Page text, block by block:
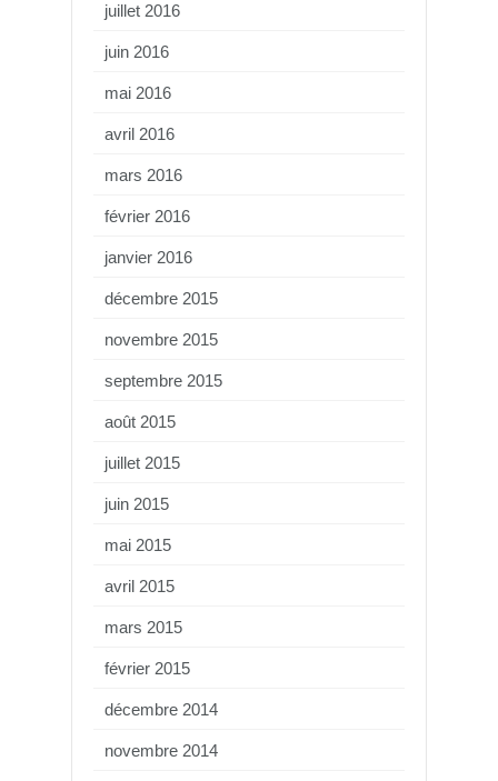
juillet 2016
juin 2016
mai 2016
avril 2016
mars 2016
février 2016
janvier 2016
décembre 2015
novembre 2015
septembre 2015
août 2015
juillet 2015
juin 2015
mai 2015
avril 2015
mars 2015
février 2015
décembre 2014
novembre 2014